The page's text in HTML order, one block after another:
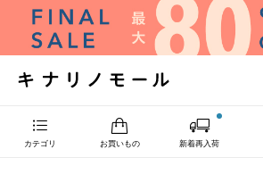
カテゴリ お買いもの 新着再入荷